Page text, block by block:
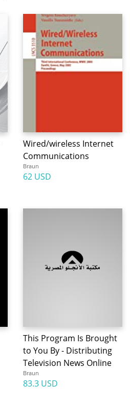
Wired/wireless Internet
Communications
Braun
62 USD
This Program Is Brought
to You By - Distributing
Television News Online
Braun
83.3 USD